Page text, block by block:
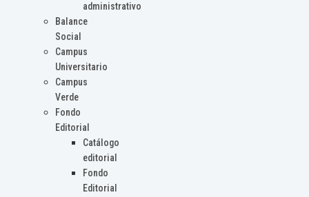
administrativo
Balance
Social
Campus
Universitario
Campus
Verde
Fondo
Editorial
Catálogo
editorial
Fondo
Editorial